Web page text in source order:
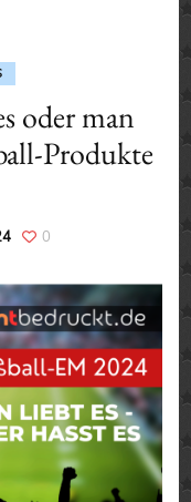
oder man
Produkte
0